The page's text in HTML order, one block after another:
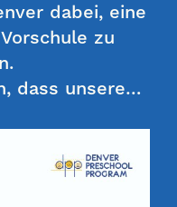
dabei, eine
zu
dass unsere…